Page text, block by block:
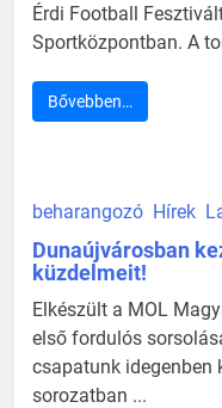
Érdi Football
Sportközpontban. A
Bővebben…
beharangozó Hírek
Dunaújvárosban
küzdelmeit!
Elkészült a MOL
első fordulós
csapatunk idegenben
sorozatban ...